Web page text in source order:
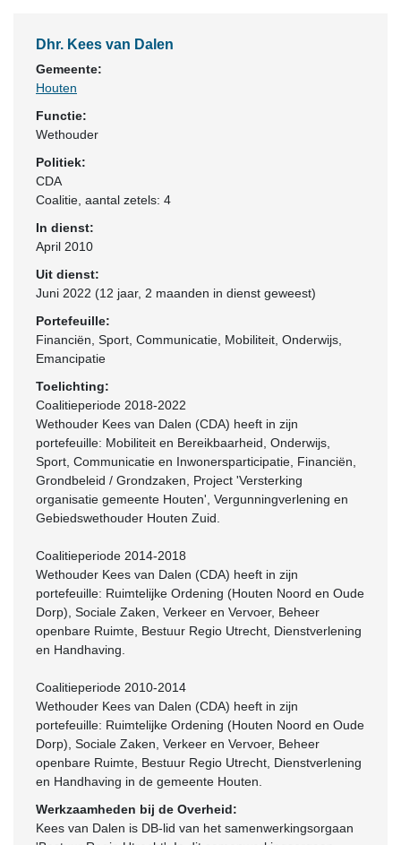
Dhr. Kees van Dalen
Gemeente:
Houten
Functie:
Wethouder
Politiek:
CDA
Coalitie , aantal zetels: 4
In dienst:
April 2010
Uit dienst:
Juni 2022 (12 jaar, 2 maanden in dienst geweest)
Portefeuille:
Financiën, Sport, Communicatie, Mobiliteit, Onderwijs,
Emancipatie
Toelichting:
Coalitieperiode 2018-2022
Wethouder Kees van Dalen (CDA) heeft in zijn
portefeuille: Mobiliteit en Bereikbaarheid, Onderwijs,
Sport, Communicatie en Inwonersparticipatie, Financiën,
Grondbeleid / Grondzaken, Project 'Versterking
organisatie gemeente Houten', Vergunningverlening en
Gebiedswethouder Houten Zuid.
Coalitieperiode 2014-2018
Wethouder Kees van Dalen (CDA) heeft in zijn
portefeuille: Ruimtelijke Ordening (Houten Noord en Oude
Dorp), Sociale Zaken, Verkeer en Vervoer, Beheer
openbare Ruimte, Bestuur Regio Utrecht, Dienstverlening
en Handhaving.
Coalitieperiode 2010-2014
Wethouder Kees van Dalen (CDA) heeft in zijn
portefeuille: Ruimtelijke Ordening (Houten Noord en Oude
Dorp), Sociale Zaken, Verkeer en Vervoer, Beheer
openbare Ruimte, Bestuur Regio Utrecht, Dienstverlening
en Handhaving in de gemeente Houten.
Werkzaamheden bij de Overheid:
Kees van Dalen is DB-lid van het samenwerkingsorgaan